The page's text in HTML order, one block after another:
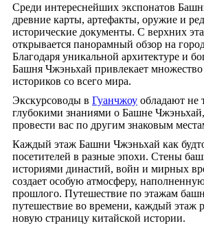
Среди интереснейших экспонатов
древние карты, артефакты, оружие и
исторические документы. С верхних
открывается панорамный обзор на
Благодаря уникальной архитектуре и
Башня Чжэньхай привлекает множество
историков со всего мира.
Экскурсоводы в Гуанчжоу обладают не
глубокими знаниями о Башне
провести вас по другим знаковым
Каждый этаж Башни Чжэньхай как
посетителей в разные эпохи. Стены
историями династий, войн и мирных
создает особую атмосферу,
прошлого. Путешествие по этажам
путешествие во времени, каждый этаж
новую страницу китайской истории.